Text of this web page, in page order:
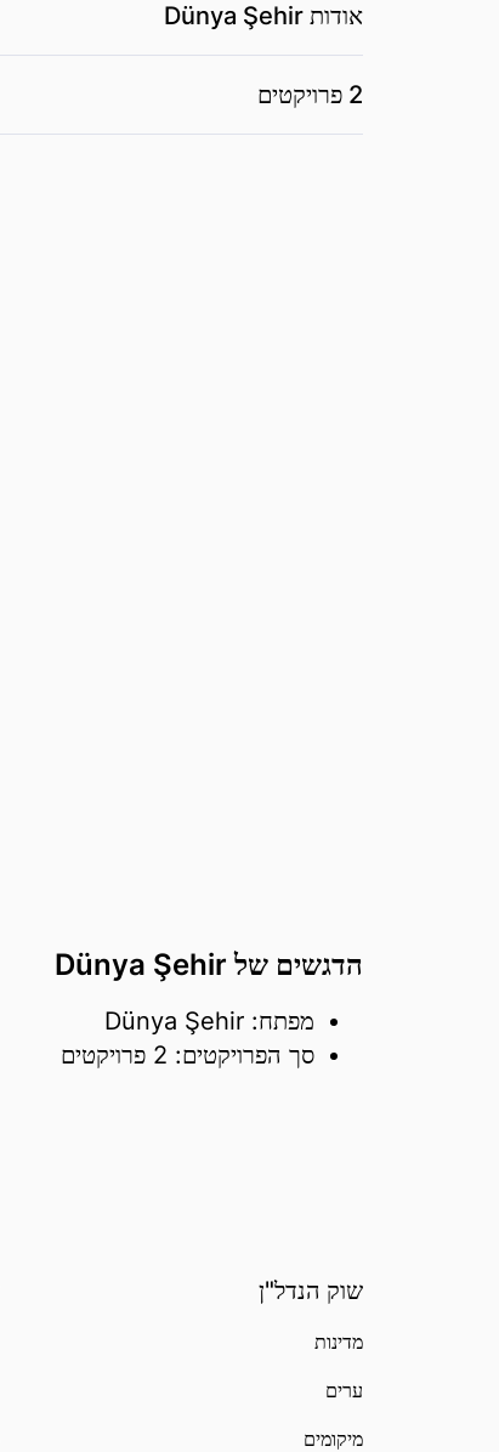
אודות Dünya Şehir
2 פרויקטים
הדגשים של Dünya Şehir
מפתח: Dünya Şehir
סך הפרויקטים: 2 פרויקטים
שוק הנדל"ן
מדינות
ערים
מיקומים